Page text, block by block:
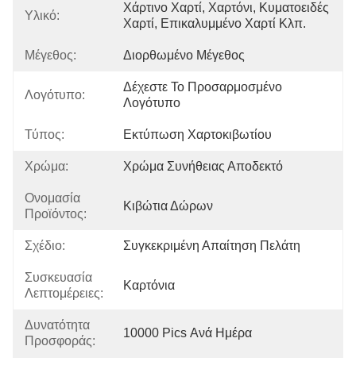
Υλικό:
Χάρτινο Χαρτί, Χαρτόνι, Κυματοειδές
Χαρτί, Επικαλυμμένο Χαρτί Κλπ.
Μέγεθος: Διορθωμένο Μέγεθος
Λογότυπο:
Δέχεστε Το Προσαρμοσμένο
Λογότυπο
Τύπος: Εκτύπωση Χαρτοκιβωτίου
Χρώμα: Χρώμα Συνήθειας Αποδεκτό
Ονομασία
Προϊόντος:
Κιβώτια Δώρων
Σχέδιο: Συγκεκριμένη Απαίτηση Πελάτη
Συσκευασία
Λεπτομέρειες:
Καρτόνια
Δυνατότητα
Προσφοράς:
10000 Pics Ανά Ημέρα